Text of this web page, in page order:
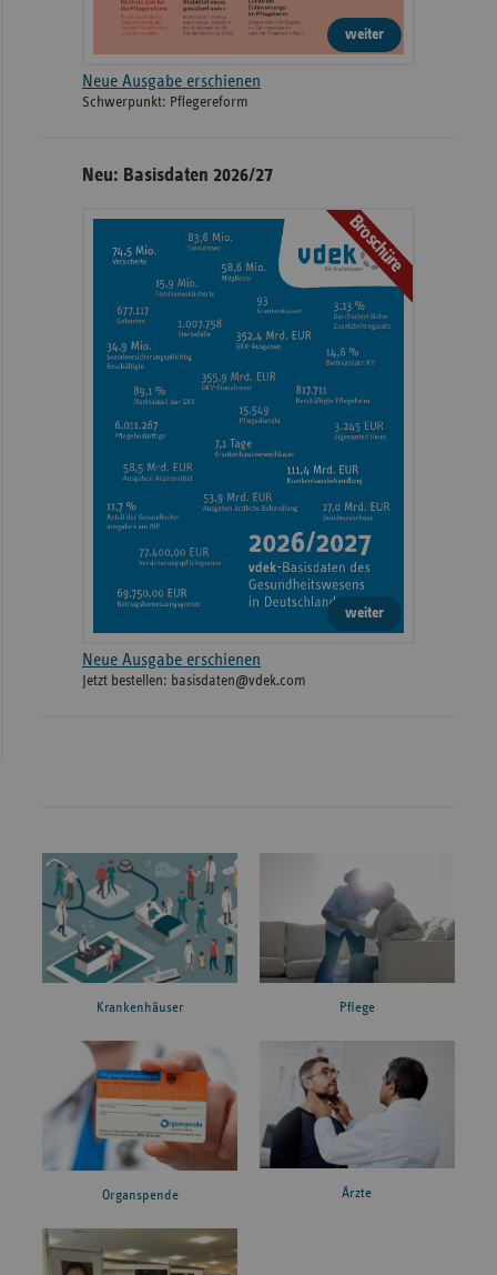
weiter
Neue Ausgabe erschienen
Schwerpunkt: Pflegereform
Neu: Basisdaten 2026/27
Broschüre
weiter
Neue Ausgabe erschienen
Jetzt bestellen: basisdaten@vdek.com
Krankenhäuser Pflege
Organspende Ärzte